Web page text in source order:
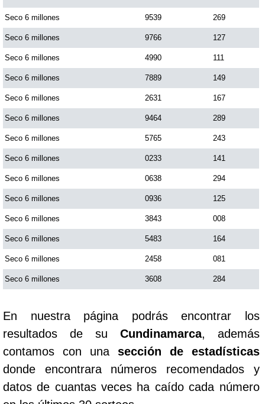
Seco 6 millones 9539 269
Seco 6 millones 9766 127
Seco 6 millones 4990 111
Seco 6 millones 7889 149
Seco 6 millones 2631 167
Seco 6 millones 9464 289
Seco 6 millones 5765 243
Seco 6 millones 0233 141
Seco 6 millones 0638 294
Seco 6 millones 0936 125
Seco 6 millones 3843 008
Seco 6 millones 5483 164
Seco 6 millones 2458 081
Seco 6 millones 3608 284
En nuestra página podrás encontrar los
resultados de su Cundinamarca, además
contamos con una sección de estadísticas
donde encontrara números recomendados y
datos de cuantas veces ha caído cada número